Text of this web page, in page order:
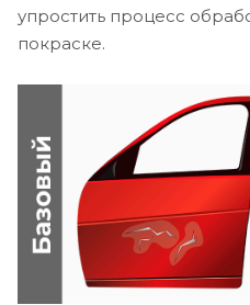
упростить процесс
покраске.